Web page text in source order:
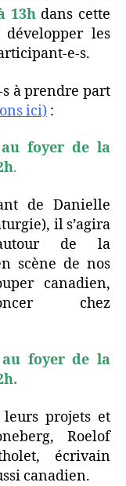
13h dans cette
les
e-s.
à prendre part
ici) :
foyer de la
.
de Danielle
il s’agira
de la
scène de nos
canadien,
chez
foyer de la
leurs projets et
Roelof
écrivain
canadien.